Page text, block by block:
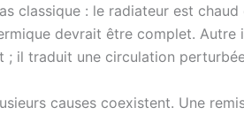
classique : le radiateur est
devrait être complet.
; il traduit une circulation
causes coexistent. Une